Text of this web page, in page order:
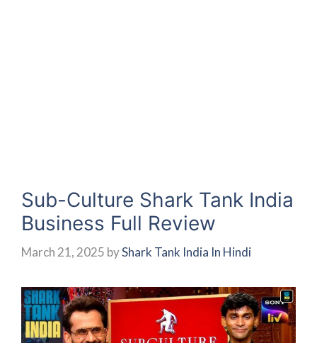
Sub-Culture Shark Tank India
Business Full Review
March 21, 2025 byShark Tank India In Hindi